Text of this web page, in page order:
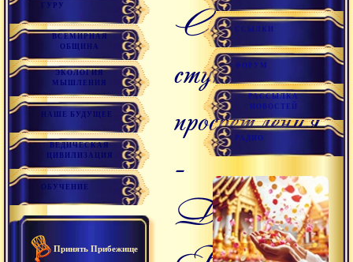
ГУРУ
ВСЕМИРНАЯ
ОБЩИНА
ЭКОЛОГИЯ
МЫШЛЕНИЯ
НАШЕ БУДУЩЕЕ
ВЕДИЧЕСКАЯ
ЦИВИЛИЗАЦИЯ
ОБУЧЕНИЕ
Принять Прибежище
Семь
ступеней
просветления
-
Джняна
ССЫЛКИ
ФОРУМ
РАССЫЛКА
НОВОСТЕЙ
РАДИО